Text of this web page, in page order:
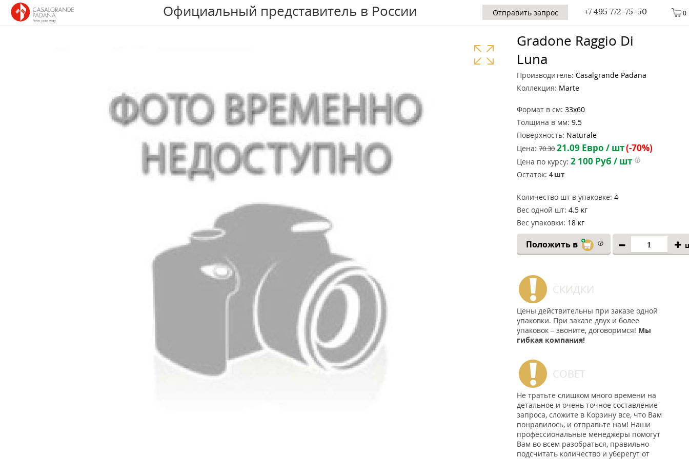
0
Официальный представитель в России +7 495 772-75-50
Отправить запрос
Gradone Raggio Di
Luna
Производитель: Casalgrande Padana
Коллекция: Marte
Формат в см: 33x60
Толщина в мм: 9.5
Поверхность: Naturale
Цена: 70.30 21.09 Евро / шт(-70%)
Цена по курсу: 2 100 Руб / шт
Остаток: 4шт
Количество шт в упаковке: 4
Вес одной шт: 4.5 кг
Вес упаковки: 18 кг
Положить в
СКИДКИ
Цены действительны при заказе одной
упаковки. При заказе двух и более
упаковок – звоните, договоримся! Мы
гибкая компания!
СОВЕТ
Не тратьте слишком много времени на
детальное и очень точное составление
запроса, сложите в Корзину все, что Вам
понравилось, и отправьте нам! Наши
профессиональные менеджеры помогут
Вам во всем разобраться, правильно
подсчитать количество и уберегут от